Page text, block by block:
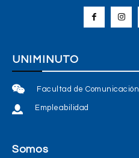
UNIMINUTO
Facultad de Comunicación
Empleabilidad
Somos